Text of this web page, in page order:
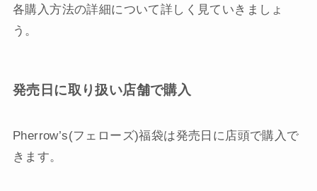
各購入方法の詳細について詳しく見ていきましょ
う。
発売日に取り扱い店舗で購入
Pherrow’s(フェローズ)福袋は発売日に店頭で購入で
きます。